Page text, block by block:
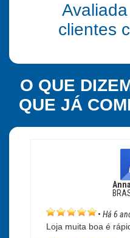
clientes
O QUE
QUE JÁ
• Há 6
Loja muita boa é